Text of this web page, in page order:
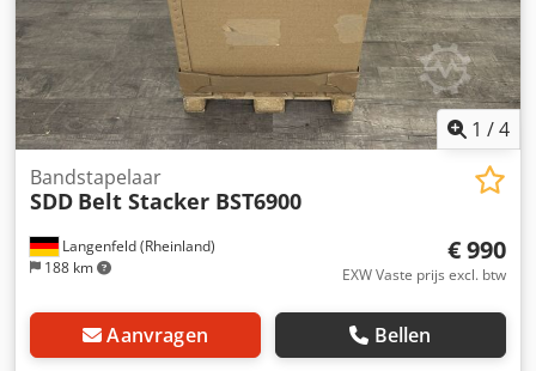
1 /4
Langenfeld (Rheinland)
188 km
Bandstapelaar
SDD Belt Stacker BST6900
€ 990
EXW Vaste prijs excl. btw
Aanvragen Bellen